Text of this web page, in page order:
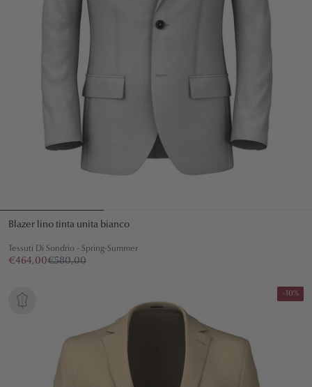
Blazer lino tinta unita bianco
Tessuti Di Sondrio - Spring-Summer
€464,00€580,00
-10%